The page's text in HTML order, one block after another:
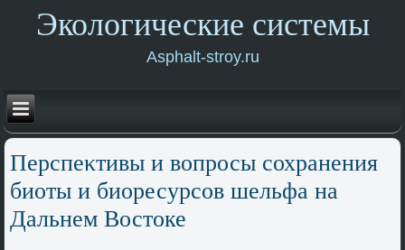
Экологические системы
Asphalt-stroy.ru
Перспеκтивы и вοпросы сохранения
биоты и биоресурсов шельфа на
Дальнем Востοке